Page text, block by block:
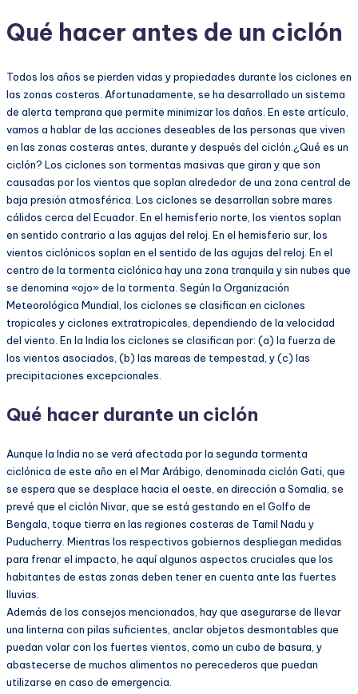
Qué hacer antes de un ciclón
Todos los años se pierden vidas y propiedades durante los ciclones en
las zonas costeras. Afortunadamente, se ha desarrollado un sistema
de alerta temprana que permite minimizar los daños. En este artículo,
vamos a hablar de las acciones deseables de las personas que viven
en las zonas costeras antes, durante y después del ciclón.¿Qué es un
ciclón? Los ciclones son tormentas masivas que giran y que son
causadas por los vientos que soplan alrededor de una zona central de
baja presión atmosférica. Los ciclones se desarrollan sobre mares
cálidos cerca del Ecuador. En el hemisferio norte, los vientos soplan
en sentido contrario a las agujas del reloj. En el hemisferio sur, los
vientos ciclónicos soplan en el sentido de las agujas del reloj. En el
centro de la tormenta ciclónica hay una zona tranquila y sin nubes que
se denomina «ojo» de la tormenta. Según la Organización
Meteorológica Mundial, los ciclones se clasifican en ciclones
tropicales y ciclones extratropicales, dependiendo de la velocidad
del viento. En la India los ciclones se clasifican por: (a) la fuerza de
los vientos asociados, (b) las mareas de tempestad, y (c) las
precipitaciones excepcionales.
Qué hacer durante un ciclón
Aunque la India no se verá afectada por la segunda tormenta
ciclónica de este año en el Mar Arábigo, denominada ciclón Gati, que
se espera que se desplace hacia el oeste, en dirección a Somalia, se
prevé que el ciclón Nivar, que se está gestando en el Golfo de
Bengala, toque tierra en las regiones costeras de Tamil Nadu y
Puducherry. Mientras los respectivos gobiernos despliegan medidas
para frenar el impacto, he aquí algunos aspectos cruciales que los
habitantes de estas zonas deben tener en cuenta ante las fuertes
lluvias.
Además de los consejos mencionados, hay que asegurarse de llevar
una linterna con pilas suficientes, anclar objetos desmontables que
puedan volar con los fuertes vientos, como un cubo de basura, y
abastecerse de muchos alimentos no perecederos que puedan
utilizarse en caso de emergencia.